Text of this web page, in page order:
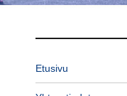
Etusivu